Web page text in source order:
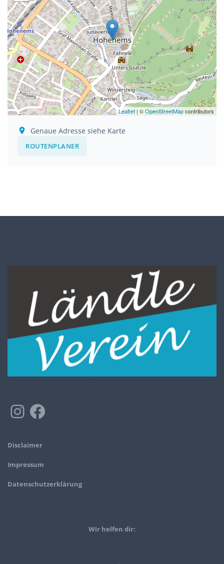
Leaflet | ©OpenStreetMapcontributors
Genaue Adresse siehe Karte
ROUTENPLANER
Disclaimer
Impressum
Datenschutzerklärung
Wir helfen dir: